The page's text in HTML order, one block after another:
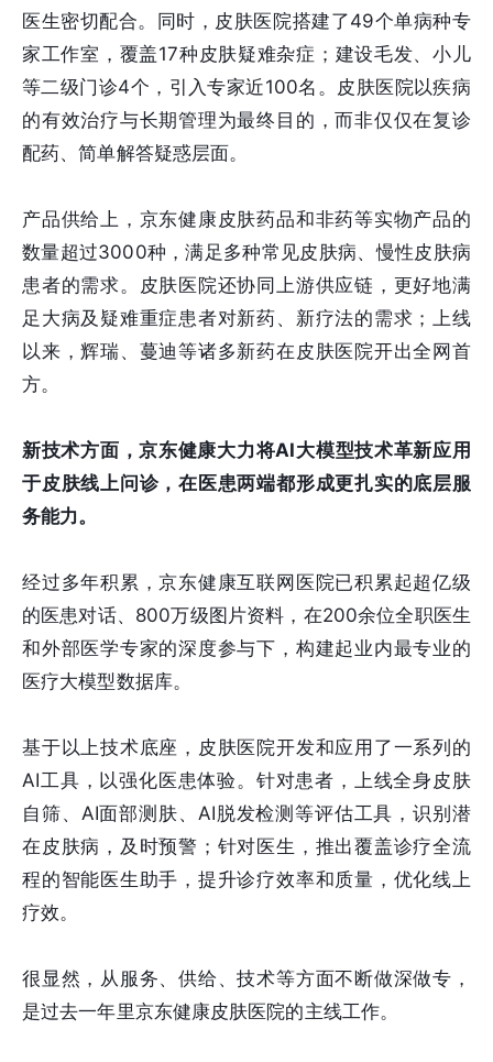
医生密切配合。同时，皮肤医院搭建了49个单病种专
家工作室，覆盖17种皮肤疑难杂症；建设毛发、小儿
等二级门诊4个，引入专家近100名。皮肤医院以疾病
的有效治疗与长期管理为最终目的，而非仅仅在复诊
配药、简单解答疑惑层面。
产品供给上，京东健康皮肤药品和非药等实物产品的
数量超过3000种，满足多种常见皮肤病、慢性皮肤病
患者的需求。皮肤医院还协同上游供应链，更好地满
足大病及疑难重症患者对新药、新疗法的需求；上线
以来，辉瑞、蔓迪等诸多新药在皮肤医院开出全网首
方。
新技术方面，京东健康大力将AI大模型技术革新应用
于皮肤线上问诊，在医患两端都形成更扎实的底层服
务能力。
经过多年积累，京东健康互联网医院已积累起超亿级
的医患对话、800万级图片资料，在200余位全职医生
和外部医学专家的深度参与下，构建起业内最专业的
医疗大模型数据库。
基于以上技术底座，皮肤医院开发和应用了一系列的
AI工具，以强化医患体验。针对患者，上线全身皮肤
自筛、AI面部测肤、AI脱发检测等评估工具，识别潜
在皮肤病，及时预警；针对医生，推出覆盖诊疗全流
程的智能医生助手，提升诊疗效率和质量，优化线上
疗效。
很显然，从服务、供给、技术等方面不断做深做专，
是过去一年里京东健康皮肤医院的主线工作。